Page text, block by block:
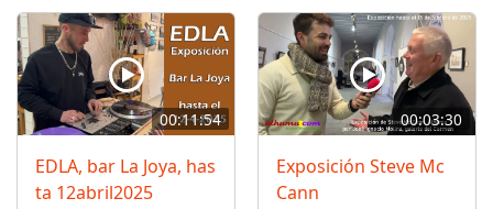
00:11:54
EDLA, bar La Joya, has
ta 12abril2025
00:03:30
Exposición Steve Mc
Cann